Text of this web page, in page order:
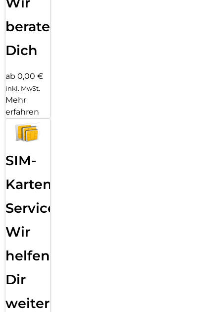
beraten
Dich
ab 0,00 €
inkl. MwSt.
Mehr
erfahren
SIM-
Karten
Service:
Wir
helfen
Dir
weiter